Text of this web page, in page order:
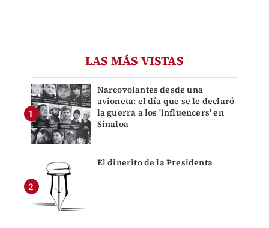
LAS MÁS VISTAS
Narcovolantes desde una
avioneta: el día que se le declaró
la guerra a los 'influencers' en
Sinaloa
El dinerito de la Presidenta